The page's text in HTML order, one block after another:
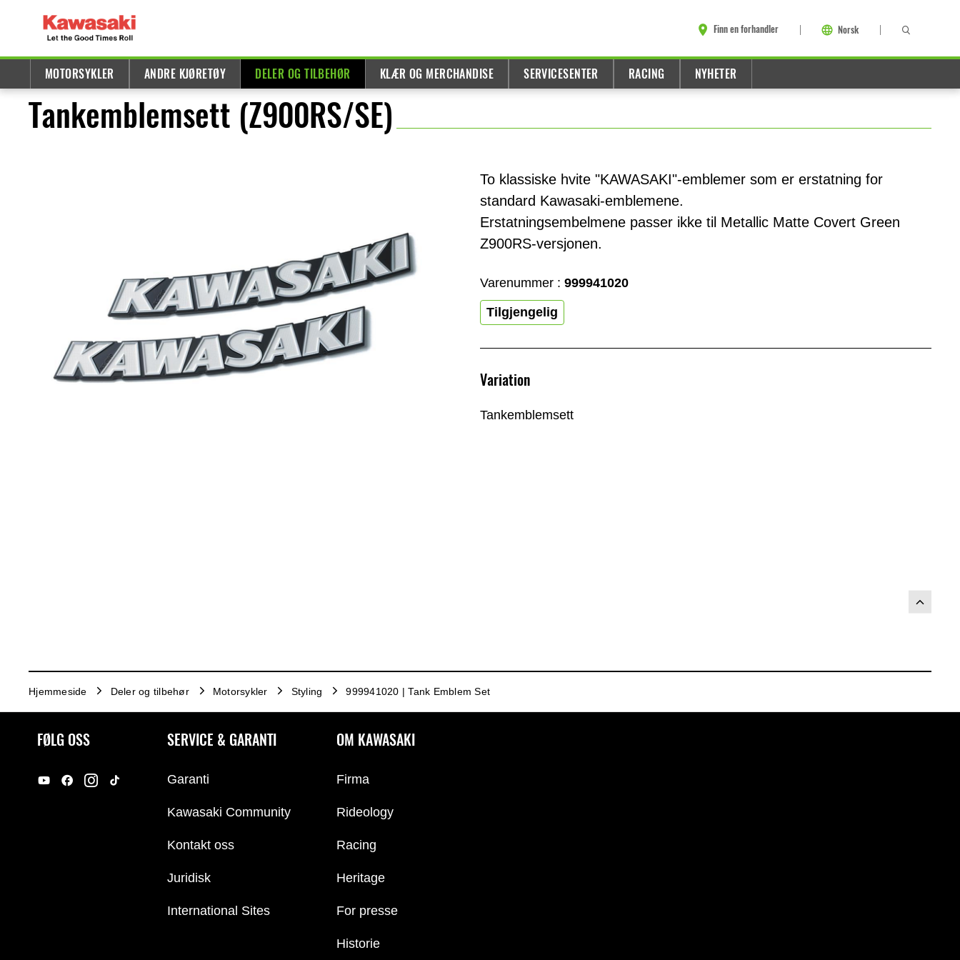
Finn en forhandler Norsk
MOTORSYKLER ANDRE KJØRETØY DELER OG TILBEHØR KLÆR OG MERCHANDISE SERVICESENTER RACING NYHETER
Tankemblemsett (Z900RS/SE)
To klassiske hvite "KAWASAKI"-emblemer som er erstatning for
standard Kawasaki-emblemene.
Erstatningsembelmene passer ikke til Metallic Matte Covert Green
Z900RS-versjonen.
Varenummer : 999941020
Tilgjengelig
Variation
Tankemblemsett
Hjemmeside Deler og tilbehør Motorsykler Styling 999941020 | Tank Emblem Set
FØLG OSS SERVICE & GARANTI
Garanti
Kawasaki Community
Kontakt oss
Juridisk
International Sites
OM KAWASAKI
Firma
Rideology
Racing
Heritage
For presse
Historie